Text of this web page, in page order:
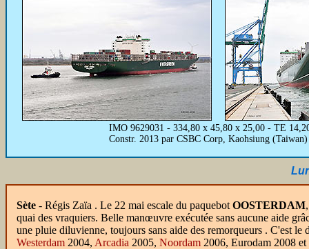
IMO 9629031 - 334,80 x 45,80 x 25,00 - TE
Constr. 2013 par CSBC Corp, Kaohsiung
Sète - Régis Zaïa . Le 22 mai escale du paquebot OOSTERDAM
quai des vraquiers. Belle manœuvre exécutée sans aucune aide
une pluie diluvienne, toujours sans aide des remorqueurs . C'est
Westerdam 2004, Arcadia 2005, Noordam 2006, Eurodam 2008 et